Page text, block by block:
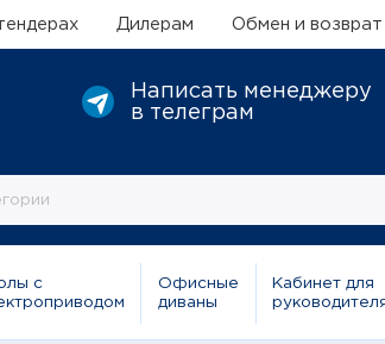
Дилерам Обмен и возврат
Написать менеджеру
в телеграм
с
Офисные
диваны
Кабинет для